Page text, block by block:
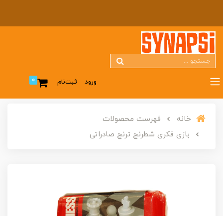
ورود ثبت‌نام 0
خانه
فهرست محصولات
بازی فکری شطرنج ترنج صادراتی